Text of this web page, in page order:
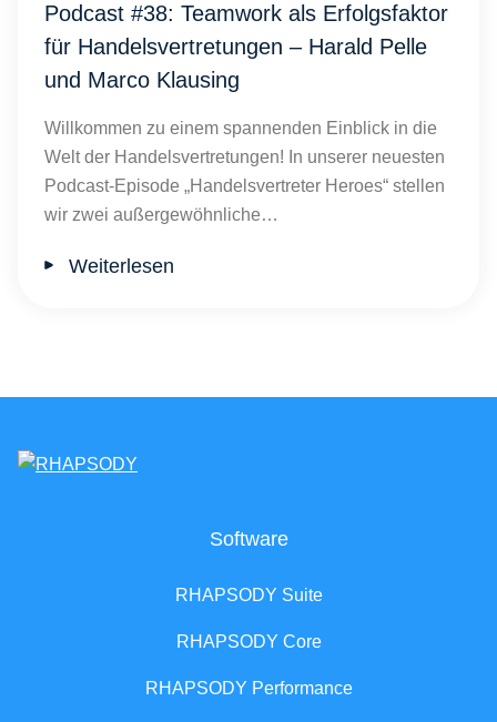
Podcast #38: Teamwork als Erfolgsfaktor
für Handelsvertretungen – Harald Pelle
und Marco Klausing
Willkommen zu einem spannenden Einblick in die
Welt der Handelsvertretungen! In unserer neuesten
Podcast-Episode „Handelsvertreter Heroes“ stellen
wir zwei außergewöhnliche…
Weiterlesen
Software
RHAPSODY Suite
RHAPSODY Core
RHAPSODY Performance